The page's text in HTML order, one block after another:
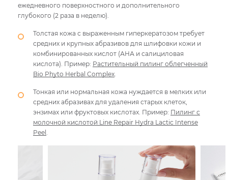
ежедневного поверхностного и дополнительного
глубокого (2 раза в неделю).
Толстая кожа с выраженным гиперкератозом требует
средних и крупных абразивов для шлифовки кожи и
комбинированных кислот (АHА и салициловая
кислота). Пример: Растительный пилинг облегченный
Bio Phyto Herbal Complex
Тонкая или нормальная кожа нуждается в мелких или
средних абразивах для удаления старых клеток,
энзимах или фруктовых кислотах. Пример: Пилинг с
молочной кислотой Line Repair Hydra Lactic Intense
Peel